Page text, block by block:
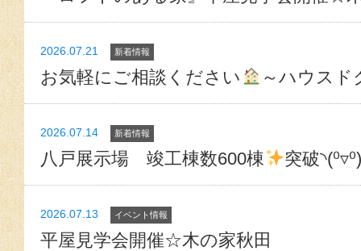
2026.07.21 新着情報
お気軽にご相談ください ～ハウスド
2026.07.14 新着情報
八戸展示場 竣工棟数600棟 突破
2026.07.13 イベント情報
平屋見学会開催☆木の家秋田